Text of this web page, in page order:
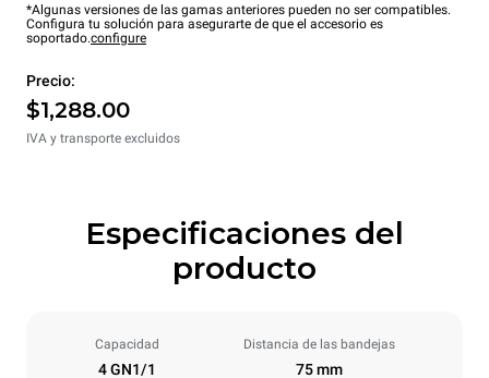
*Algunas versiones de las gamas anteriores pueden no ser compatibles.
Configura tu solución para asegurarte de que el accesorio es
soportado.configure
Precio:
$1,288.00
IVA y transporte excluidos
Especificaciones del
producto
Capacidad
4 GN1/1
Distancia de las bandejas
75 mm